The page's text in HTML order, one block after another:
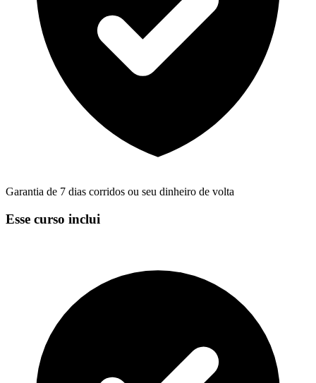
Garantia de 7 dias corridos ou seu dinheiro de volta
Esse curso inclui